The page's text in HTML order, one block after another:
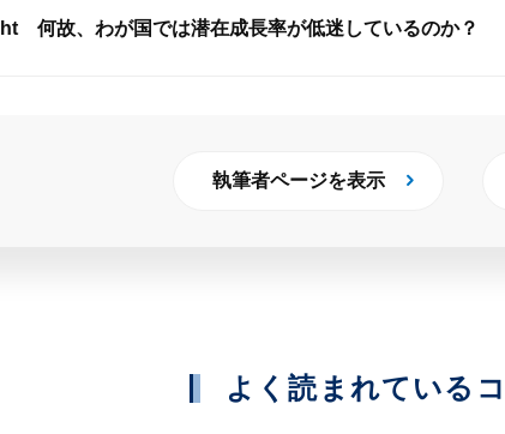
何故、わが国では潜在成長率が低迷しているのか？
執筆者ページを表示
よく読まれている